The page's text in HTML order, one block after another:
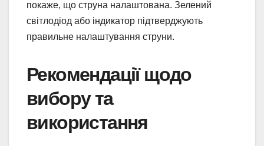
покаже, що струна налаштована. Зелений
світлодіод або індикатор підтверджують
правильне налаштування струни.
Рекомендації щодо
вибору та
використання